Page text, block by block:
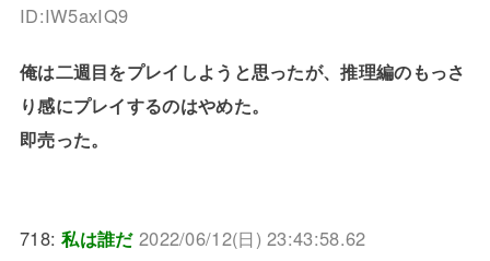
ID:IW5axIQ9
俺は二週目をプレイしようと思ったが、推理編のもっさ
り感にプレイするのはやめた。
即売った。
718:私は誰だ 2022/06/12(日) 23:43:58.62